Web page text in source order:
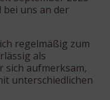
bei uns an der
regelmäßig zum
als
sich aufmerksam,
unterschiedlichen